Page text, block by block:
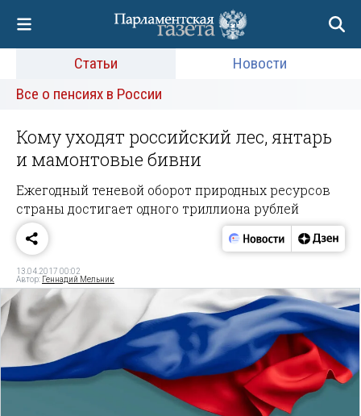
Статьи
Новости
Все о пенсиях в России
Кому уходят российский лес, янтарь
и мамонтовые бивни
Ежегодный теневой оборот природных ресурсов
страны достигает одного триллиона рублей
13.04.2017 00:02
Автор: Геннадий Мельник